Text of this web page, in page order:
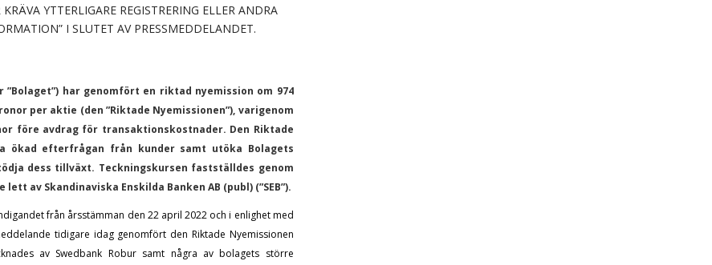
YTTERLIGARE REGISTRERING ELLER ANDRA
I SLUTET AV PRESSMEDDELANDET.
”Bolaget”) har genomfört en riktad nyemission om 974
per aktie (den ”Riktade Nyemissionen”), varigenom
före avdrag för transaktionskostnader. Den Riktade
ökad efterfrågan från kunder samt utöka Bolagets
dess tillväxt. Teckningskursen fastställdes genom
av Skandinaviska Enskilda Banken AB (publ) (”SEB”).
från årsstämman den 22 april 2022 och i enlighet med
tidigare idag genomfört den Riktade Nyemissionen
av Swedbank Robursamt några av bolagets större